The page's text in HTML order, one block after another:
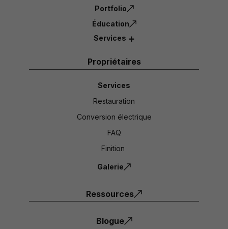
Portfolio
Éducation
Services
Propriétaires
Services
Restauration
Conversion électrique
FAQ
Finition
Galerie
Ressources
Blogue